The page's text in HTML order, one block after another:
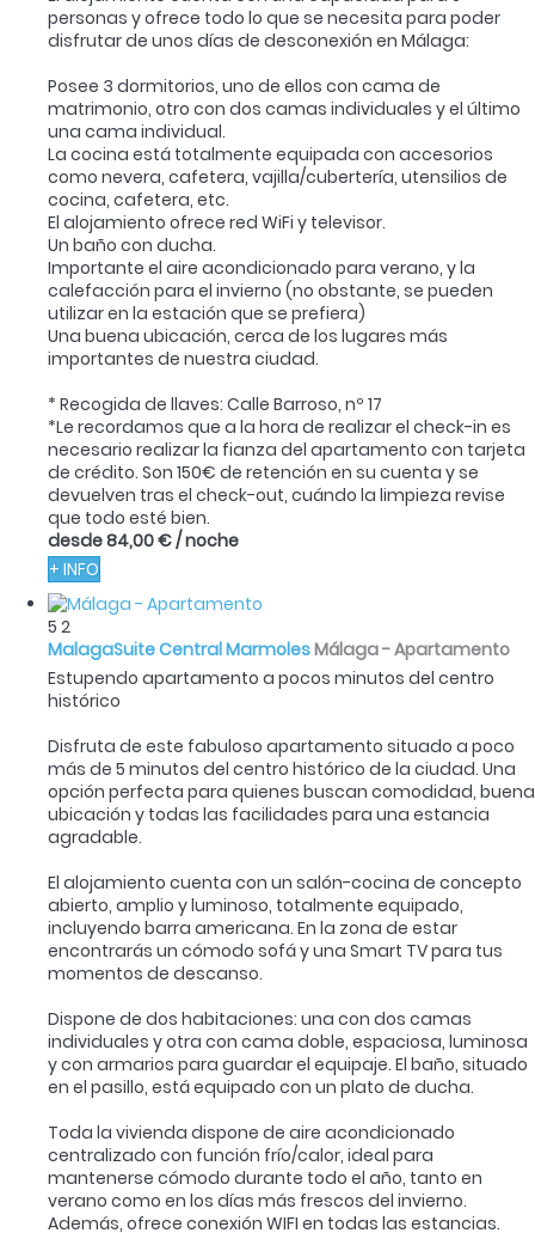
personas y ofrece todo lo que se necesita para poder
disfrutar de unos días de desconexión en Málaga:
Posee 3 dormitorios, uno de ellos con cama de
matrimonio, otro con dos camas individuales y el último
una cama individual.
La cocina está totalmente equipada con accesorios
como nevera, cafetera, vajilla/cubertería, utensilios de
cocina, cafetera, etc.
El alojamiento ofrece red WiFi y televisor.
Un baño con ducha.
Importante el aire acondicionado para verano, y la
calefacción para el invierno (no obstante, se pueden
utilizar en la estación que se prefiera)
Una buena ubicación, cerca de los lugares más
importantes de nuestra ciudad.
* Recogida de llaves: Calle Barroso, nº 17
*Le recordamos que a la hora de realizar el check-in es
necesario realizar la fianza del apartamento con tarjeta
de crédito. Son 150€ de retención en su cuenta y se
devuelven tras el check-out, cuándo la limpieza revise
que todo esté bien.
desde84,00 €/ noche
+ INFO
5 2
MalagaSuite Central MarmolesMálaga -Apartamento
Estupendo apartamento a pocos minutos del centro
histórico
Disfruta de este fabuloso apartamento situado a poco
más de 5 minutos del centro histórico de la ciudad. Una
opción perfecta para quienes buscan comodidad, buena
ubicación y todas las facilidades para una estancia
agradable.
El alojamiento cuenta con un salón-cocina de concepto
abierto, amplio y luminoso, totalmente equipado,
incluyendo barra americana. En la zona de estar
encontrarás un cómodo sofá y una Smart TV para tus
momentos de descanso.
Dispone de dos habitaciones: una con dos camas
individuales y otra con cama doble, espaciosa, luminosa
y con armarios para guardar el equipaje. El baño, situado
en el pasillo, está equipado con un plato de ducha.
Toda la vivienda dispone de aire acondicionado
centralizado con función frío/calor, ideal para
mantenerse cómodo durante todo el año, tanto en
verano como en los días más frescos del invierno.
Además, ofrece conexión WIFI en todas las estancias.